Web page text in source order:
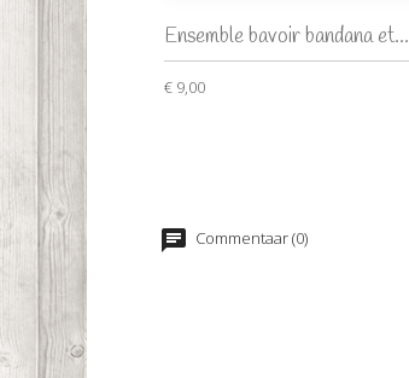
Ensemble bavoir bandana et...
€ 9,00
Commentaar (0)